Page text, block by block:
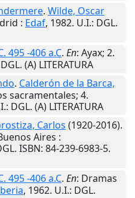
. Wilde, Oscar
: Edaf, 1982. U.I.: DGL.
495 -406 a.C. En: Ayax; 2.
(A) LITERATURA
. Calderón de la Barca,
sacramentales; 4.
: DGL. (A) LITERATURA
Carlos (1920-2016).
Aires :
ISBN: 84-239-6983-5.
495 -406 a.C. En: Dramas
, 1962. U.I.: DGL.